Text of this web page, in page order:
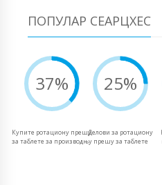
ПОПУЛАР СЕАРЦХЕС
37%
Купите ротациону прешу
за таблете за производњу
25%
Делови за ротациону
прешу за таблете